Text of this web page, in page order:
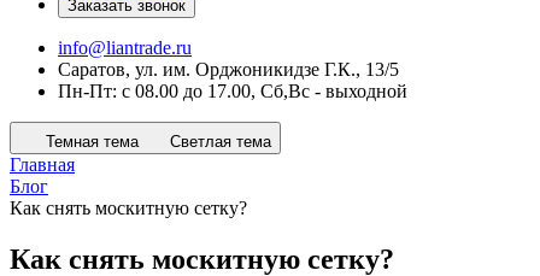
Заказать звонок
info@liantrade.ru
Саратов, ул. им. Орджоникидзе Г.К., 13/5
Пн-Пт: c 08.00 до 17.00, Cб,Вс - выходной
Темная тема Светлая тема
Главная
Блог
Как снять москитную сетку?
Как снять москитную сетку?